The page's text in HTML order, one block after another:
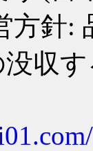
針:
収